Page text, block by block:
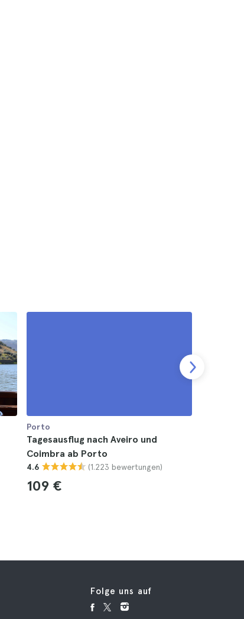
Porto
Tagesausflug nach Aveiro und
Coimbra ab Porto
4.6 (1.223 bewertungen)
109 €
Folge uns auf